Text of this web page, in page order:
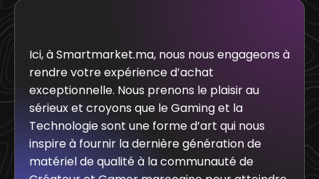
Ici, à Smartmarket.ma, nous nous engageons à
rendre votre expérience d’achat
exceptionnelle. Nous prenons le plaisir au
sérieux et croyons que le Gaming et la
Technologie sont une forme d’art qui nous
inspire à fournir la dernière génération de
matériel de qualité à la communauté de